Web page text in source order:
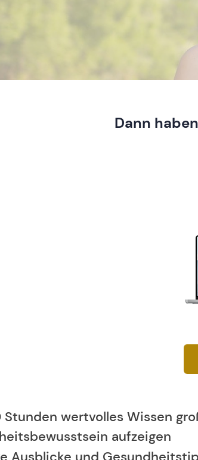
Dann
Stunden wertvolles Wissen
aufzeigen
Ausblicke und